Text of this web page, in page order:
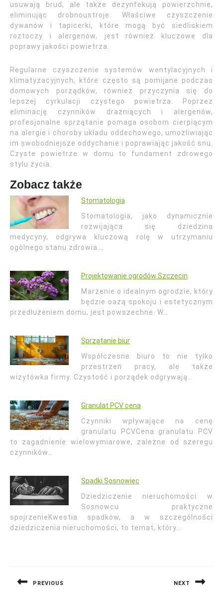
usuwają brud, ale także dezynfekują powierzchnie,
eliminując drobnoustroje. Właściwe czyszczenie
dywanów i tapicerki, które mogą być siedliskiem
roztoczy i alergenów, jest również kluczowe dla
poprawy jakości powietrza.
Regularne czyszczenie systemów wentylacyjnych i
klimatyzacyjnych, które często są pomijane podczas
domowych porządków, również przyczynia się do
lepszej cyrkulacji czystego powietrza. Poprzez
eliminację czynników drażniących i alergenów,
profesjonalne sprzątanie pomaga osobom cierpiącym
na alergie i choroby układu oddechowego, umożliwiając
im swobodniejsze oddychanie i poprawiając jakość snu.
Czyste powietrze w domu to fundament zdrowego
stylu życia.
Zobacz także
Stomatologia
Stomatologia, jako dynamicznie
rozwijająca się dziedzina
medycyny, odgrywa kluczową rolę w utrzymaniu
ogólnego stanu zdrowia.…
Projektowanie ogrodów Szczecin
Marzenie o idealnym ogrodzie, który
będzie oazą spokoju i estetycznym
przedłużeniem domu, jest powszechne. W…
Sprzątanie biur
Współczesne biuro to nie tylko
przestrzeń pracy, ale także
wizytówka firmy. Czystość i porządek odgrywają…
Granulat PCV cena
Czynniki wpływające na cenę
granulatu PCVCena granulatu PCV
to zagadnienie wielowymiarowe, zależne od szeregu
czynników…
Spadki Sosnowiec
Dziedziczenie nieruchomości w
Sosnowcu praktyczne
spojrzenieKwestia spadków, a w szczególności
dziedziczenia nieruchomości, to temat, który…
PREVIOUS NEXT